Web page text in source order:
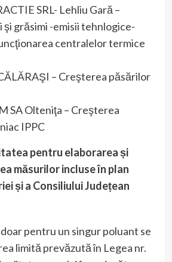
SRL- Lehliu Gară –
grăsimi -emisii tehnlogice-
centralelor termice
– Creşterea păsărilor
SA Olteniţa – Creşterea
IPPC
pentru elaborarea și
măsurilor incluse în plan
și a Consiliului Județean
pentru un singur poluant se
limită prevăzută în Legea nr.